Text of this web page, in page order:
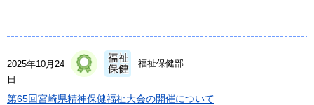
2025年10月24
日
福祉保健部
第65回宮崎県精神保健福祉大会の開催について